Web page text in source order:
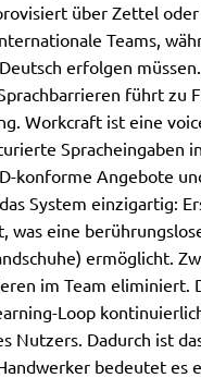
über Zettel oder
Teams,
erfolgen
führt zu
Workcraft ist eine
Spracheingaben
konforme Angebote
System einzigartig:
eine
ermöglicht.
im Team
Loop
Nutzers. Dadurch ist
bedeutet es